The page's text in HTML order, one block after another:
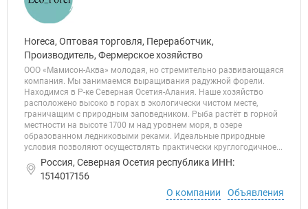
Horeca, Оптовая торговля, Переработчик,
Производитель, Фермерское хозяйство
ООО «Мамисон-Аква» молодая, но стремительно развивающаяся
компания. Мы занимаемся выращивания радужной форели.
Находимся в Р-ке Северная Осетия-Алания. Наше хозяйство
расположено высоко в горах в экологически чистом месте,
граничащим с природным заповедником. Рыба растёт в горной
местности на высоте 1700 м над уровнем моря, в озере
образованном ледниковыми реками. Идеальные природные
условия позволяют осуществлять практически круглогодичное...
Россия, Северная Осетия республика ИНН:
1514017156
О компании
Объявления